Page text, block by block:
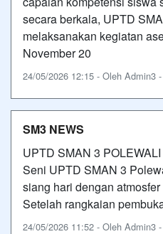
secara berkala, UPTD
melaksanakan kegiatan
November 20
24/05/2026 12:15 - Oleh Admin3
SM3 NEWS
UPTD SMAN 3
Seni UPTD SMAN 3
siang hari dengan
Setelah rangkaian
24/05/2026 11:52 - Oleh Admin3